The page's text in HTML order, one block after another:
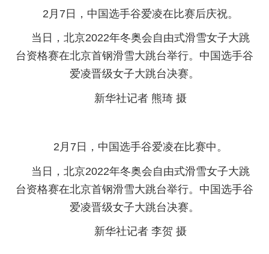
2月7日，中国选手谷爱凌在比赛后庆祝。
当日，北京2022年冬奥会自由式滑雪女子大跳
台资格赛在北京首钢滑雪大跳台举行。中国选手谷
爱凌晋级女子大跳台决赛。
新华社记者 熊琦 摄
2月7日，中国选手谷爱凌在比赛中。
当日，北京2022年冬奥会自由式滑雪女子大跳
台资格赛在北京首钢滑雪大跳台举行。中国选手谷
爱凌晋级女子大跳台决赛。
新华社记者 李贺 摄